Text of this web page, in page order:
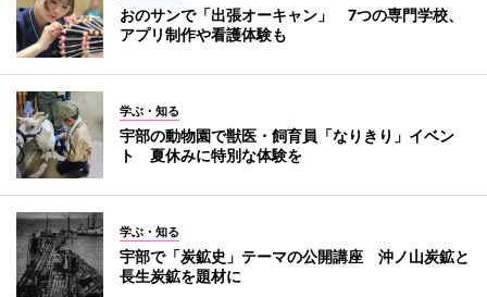
おのサンで「出張オーキャン」 7つの専門学校、
アプリ制作や看護体験も
学ぶ・知る
宇部の動物園で獣医・飼育員「なりきり」イベン
ト 夏休みに特別な体験を
学ぶ・知る
宇部で「炭鉱史」テーマの公開講座 沖ノ山炭鉱と
長生炭鉱を題材に